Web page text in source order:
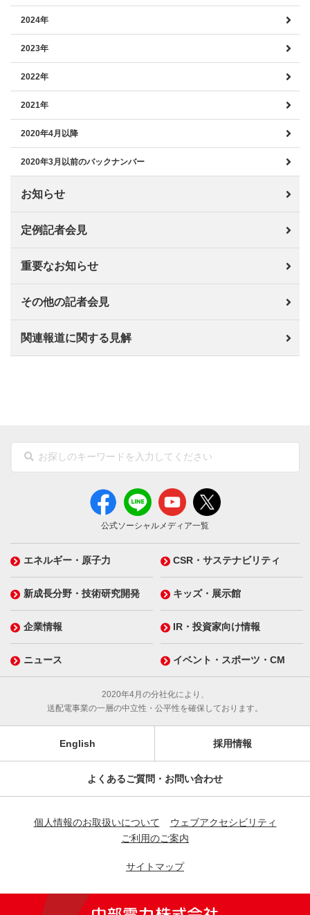
2024年
2023年
2022年
2021年
2020年4月以降
2020年3月以前のバックナンバー
お知らせ
定例記者会見
重要なお知らせ
その他の記者会見
関連報道に関する見解
公式ソーシャルメディア一覧
エネルギー・原子力 CSR・サステナビリティ
新成長分野・技術研究開発 キッズ・展示館
企業情報 IR・投資家向け情報
ニュース イベント・スポーツ・CM
2020年4月の分社化により、
送配電事業の一層の中立性・公平性を確保しております。
English 採用情報
よくあるご質問・お問い合わせ
個人情報のお取扱いについて
ウェブアクセシビリティ
ご利用のご案内
サイトマップ